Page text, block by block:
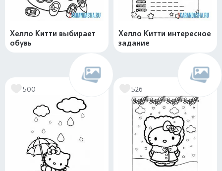
Хелло Китти выбирает
обувь
Хелло Китти интересное
задание
500 526